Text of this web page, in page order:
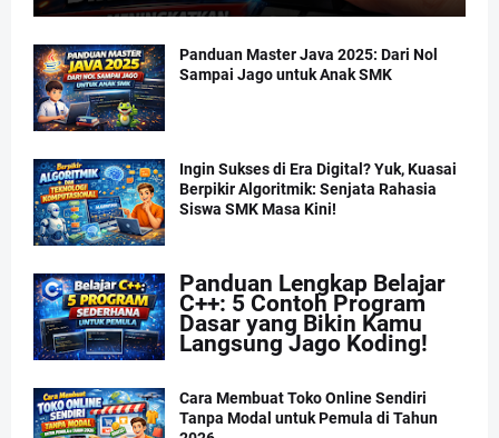
Panduan Master Java 2025: Dari Nol
Sampai Jago untuk Anak SMK
Ingin Sukses di Era Digital? Yuk, Kuasai
Berpikir Algoritmik: Senjata Rahasia
Siswa SMK Masa Kini!
Panduan Lengkap Belajar
C++: 5 Contoh Program
Dasar yang Bikin Kamu
Langsung Jago Koding!
Cara Membuat Toko Online Sendiri
Tanpa Modal untuk Pemula di Tahun